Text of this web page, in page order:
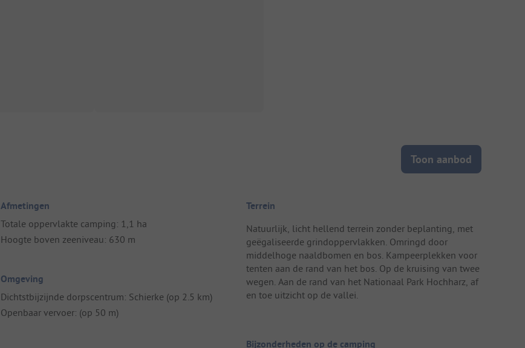
Toon aanbod
Afmetingen
Totale oppervlakte camping: 1,1 ha
Hoogte boven zeeniveau: 630 m
Omgeving
Dichtstbijzijnde dorpscentrum: Schierke (op 2.5 km)
Openbaar vervoer: (op 50 m)
Terrein
Natuurlijk, licht hellend terrein zonder beplanting, met
geëgaliseerde grindoppervlakken. Omringd door
middelhoge naaldbomen en bos. Kampeerplekken voor
tenten aan de rand van het bos. Op de kruising van twee
wegen. Aan de rand van het Nationaal Park Hochharz, af
en toe uitzicht op de vallei.
Bijzonderheden op de camping